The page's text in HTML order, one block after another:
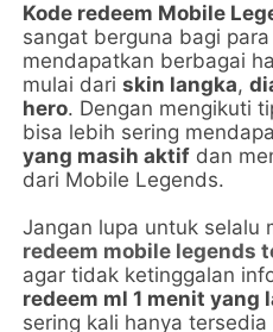
Kode redeem Mobile
sangat berguna bagi
mendapatkan berbagai
mulai dariskin langka,
hero. Dengan mengikuti
bisa lebih sering
yang masih aktif dan
dari Mobile Legends.
Jangan lupa untuk selalu
redeem mobile legends
agar tidak ketinggalan
redeem ml 1 menit yang
sering kali hanya